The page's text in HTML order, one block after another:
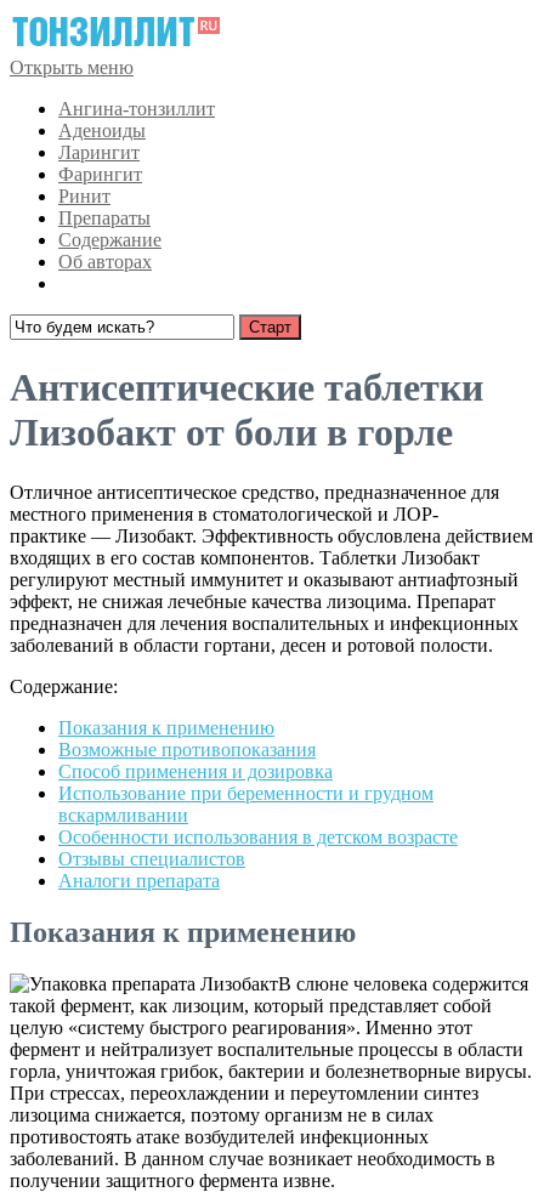
Открыть меню
Ангина-тонзиллит
Аденоиды
Ларингит
Фарингит
Ринит
Препараты
Содержание
Об авторах
Антисептические таблетки
Лизобакт от боли в горле
Отличное антисептическое средство, предназначенное для
местного применения в стоматологической и ЛОР-
практике — Лизобакт. Эффективность обусловлена действием
входящих в его состав компонентов. Таблетки Лизобакт
регулируют местный иммунитет и оказывают антиафтозный
эффект, не снижая лечебные качества лизоцима. Препарат
предназначен для лечения воспалительных и инфекционных
заболеваний в области гортани, десен и ротовой полости.
Содержание:
Показания к применению
Возможные противопоказания
Способ применения и дозировка
Использование при беременности и грудном
вскармливании
Особенности использования в детском возрасте
Отзывы специалистов
Аналоги препарата
Показания к применению
В слюне человека содержится
такой фермент, как лизоцим, который представляет собой
целую «систему быстрого реагирования». Именно этот
фермент и нейтрализует воспалительные процессы в области
горла, уничтожая грибок, бактерии и болезнетворные вирусы.
При стрессах, переохлаждении и переутомлении синтез
лизоцима снижается, поэтому организм не в силах
противостоять атаке возбудителей инфекционных
заболеваний. В данном случае возникает необходимость в
получении защитного фермента извне.